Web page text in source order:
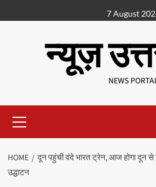
7 August
न्यूज़ NEWS
HOME
दून पहुंची वंदे भारत ट्रेन, आज होगा दून से
उद्धाटन